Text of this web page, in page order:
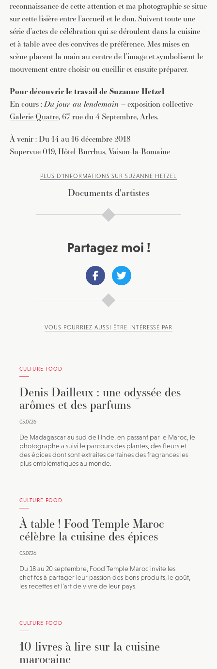
reconnaissance de cette attention et ma photographie se situe
sur cette lisière entre l’accueil et le don. Suivent toute une
série d’actes de célébration qui se déroulent dans la cuisine
et à table avec des convives de préférence. Mes mises en
scène placent la main au centre de l’image et symbolisent le
mouvement entre choisir ou cueillir et ensuite préparer.
Pour découvrir le travail de Suzanne Hetzel
En cours :Du jour au lendemain –exposition collective
Galerie Quatre, 67 rue du 4 Septembre, Arles.
À venir : Du 14 au 16 décembre 2018
Supervue 019, Hôtel Burrhus, Vaison-la-Romaine
PLUS D'INFORMATIONS SUR SUZANNE HETZEL
Documents d'artistes
Partagez moi !
VOUS POURRIEZ AUSSI ÊTRE INTÉRESSÉ PAR
CULTURE FOOD
Denis Dailleux : une odyssée des
arômes et des parfums
05.07.26
De Madagascar au sud de l’Inde, en passant par le Maroc, le
photographe a suivi le parcours des plantes, des fleurs et
des épices dont sont extraites certaines des fragrances les
plus emblématiques au monde.
CULTURE FOOD
À table ! Food Temple Maroc
célèbre la cuisine des épices
05.07.26
Du 18 au 20 septembre, Food Temple Maroc invite les
chef·fes à partager leur passion des bons produits, le goût,
les recettes et l’art de vivre de leur pays.
CULTURE FOOD
10 livres à lire sur la cuisine
marocaine